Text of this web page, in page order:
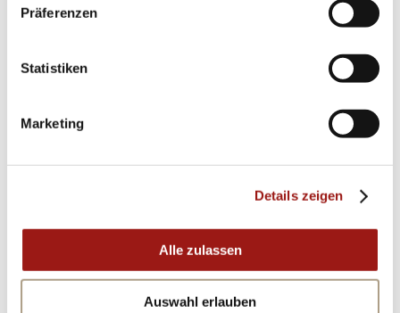
Präferenzen
Statistiken
Marketing
Details zeigen
Alle zulassen
Auswahl erlauben
Lassen Sie sich verzaubern von der zeitlosen
Schönheit dieser erlesenen Trauringe und
erleben Sie eine neue Dimension von
Verbundenheit! Entscheiden Sie sich noch
heute dafür, Ihre ewige Bindung stilvoll zu
so eindrucksvoll wie Fischer – Design
ÄHNLICHE PRODUKTE